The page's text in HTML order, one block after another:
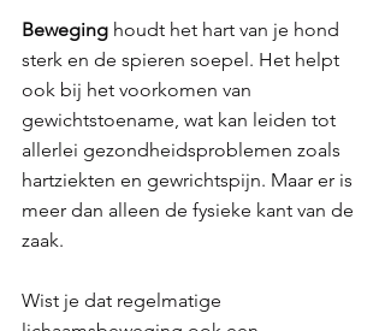
Beweging houdt het hart van je hond
sterk en de spieren soepel. Het helpt
ook bij het voorkomen van
gewichtstoename, wat kan leiden tot
allerlei gezondheidsproblemen zoals
hartziekten en gewrichtspijn. Maar er is
meer dan alleen de fysieke kant van de
zaak.
Wist je dat regelmatige